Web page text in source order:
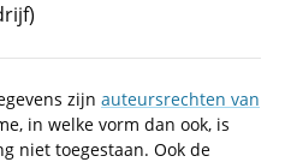
zijn auteursrechten van
in welke vorm dan ook, is
niet toegestaan. Ook de